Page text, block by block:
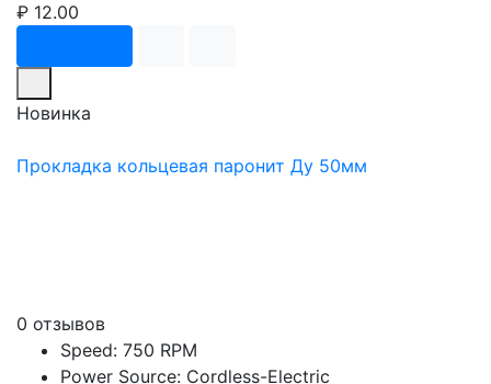
₽ 12.00
Новинка
Прокладка кольцевая паронит Ду 50мм
0 отзывов
Speed: 750 RPM
Power Source: Cordless-Electric